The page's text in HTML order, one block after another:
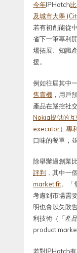
今年IPHatch
及城市大學
若有初創能從
省下一筆專利
場拓展、知識
援。
例如往屆其中
售賣機 ，用戶
產品在嚴控社
Nokia提供的
executor）專
口味的餐單，
除舉辦過創業
評判 ，其中一
market fit。「
考慮到市場需
明也會以失敗
利技術（「產
product
若對IPHatch